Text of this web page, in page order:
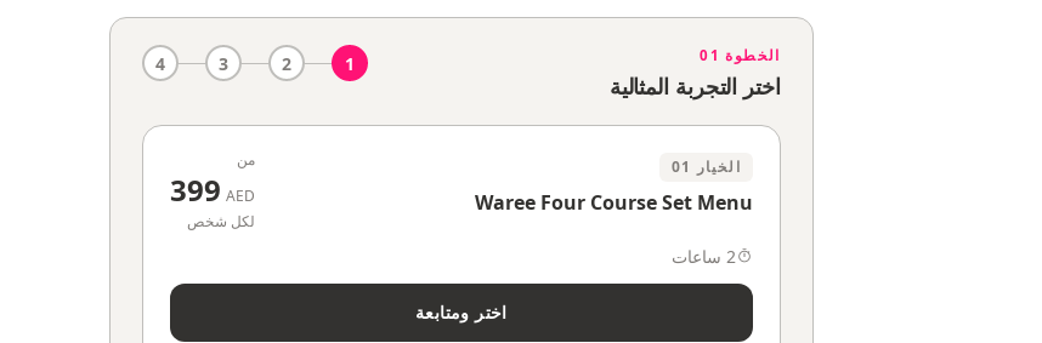
الخطوة 01
اختر التجربة المثالية
1
2
3
4
الخيار 01
Waree Four Course Set Menu
من
399 AED
لكل شخص
2 ساعات
اختر ومتابعة